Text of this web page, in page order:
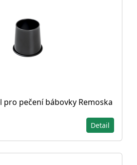
pro pečení bábovky Remoska
Detail